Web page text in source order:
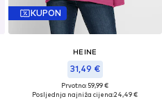
KUPON
HEINE
31,49 €
Prvotno: 59,99 €
Posljednja najniža cijena:24,49 €